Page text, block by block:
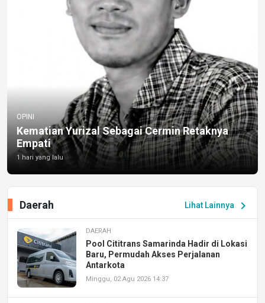
OPINI
Kematian Yurizal Sebagai Cermin Retaknya
Empati
1 hari yang lalu
Lihat Lainnya chevron_right
Daerah
DAERAH
Pool Cititrans Samarinda Hadir di Lokasi
Baru, Permudah Akses Perjalanan
Antarkota
Minggu, 02 Agu 2026 14:37